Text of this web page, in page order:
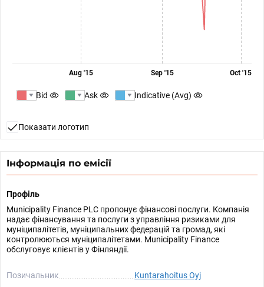
Aug '15 Sep '15 Oct '15
Bid Ask Indicative (Avg)
Показати логотип
Інформація по емісії
Профіль
Municipality Finance PLC пропонує фінансові послуги. Компанія
надає фінансування та послуги з управління ризиками для
муніципалітетів, муніципальних федерацій та громад, які
контролюються муніципалітетами. Municipality Finance
обслуговує клієнтів у Фінляндії.
Позичальник Kuntarahoitus Oyj